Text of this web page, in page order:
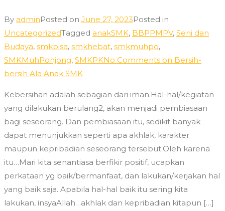
By adminPosted on June 27, 2023Posted in
UncategorizedTagged anakSMK, BBPPMPV, Seni dan
Budaya, smkbisa, smkhebat, smkmuhpo,
SMKMuhPonjong, SMKPKNo Comments on Bersih-
bersih Ala Anak SMK
Kebersihan adalah sebagian dari iman.Hal-hal/kegiatan
yang dilakukan berulang2, akan menjadi pembiasaan
bagi seseorang. Dan pembiasaan itu, sedikit banyak
dapat menunjukkan seperti apa akhlak, karakter
maupun kepribadian seseorang tersebut.Oleh karena
itu…Mari kita senantiasa berfikir positif, ucapkan
perkataan yg baik/bermanfaat, dan lakukan/kerjakan hal
yang baik saja. Apabila hal-hal baik itu sering kita
lakukan, insyaAllah…akhlak dan kepribadian kitapun […]